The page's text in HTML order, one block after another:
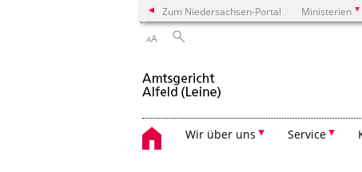
Zum Niedersachsen-Portal Ministerien
AA
Wir über uns Service